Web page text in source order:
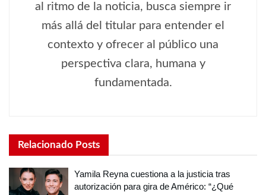
al ritmo de la noticia, busca siempre ir
más allá del titular para entender el
contexto y ofrecer al público una
perspectiva clara, humana y
fundamentada.
Relacionado Posts
Yamila Reyna cuestiona a la justicia tras
autorización para gira de Américo: “¿Qué